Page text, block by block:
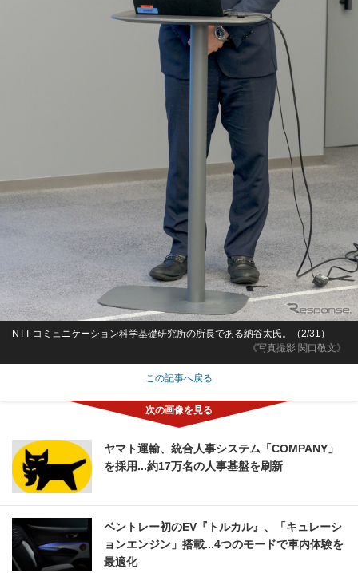
《写真撮影 関口敬文》
NTT コミュニケーション科学基礎研究所の所長である納谷太氏。（2/31）
この記事へ戻る
ヤマト運輸、統合人事システム「COMPANY」
を採用...約17万名の人事基盤を刷新
ベントレー初のEV『トルカル』、「キュレーシ
ョンエンジン」搭載...4つのモードで車内体験を
最適化